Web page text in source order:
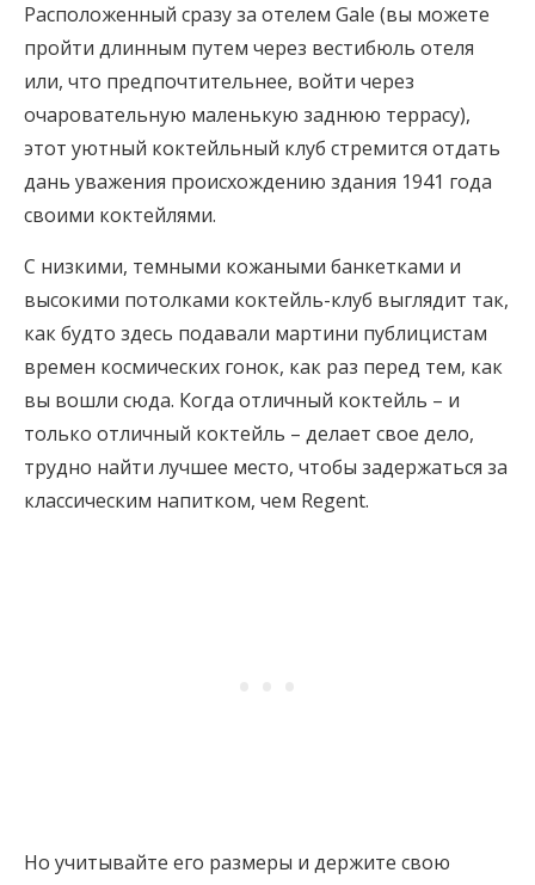
Расположенный сразу за отелем Gale (вы можете
пройти длинным путем через вестибюль отеля
или, что предпочтительнее, войти через
очаровательную маленькую заднюю террасу),
этот уютный коктейльный клуб стремится отдать
дань уважения происхождению здания 1941 года
своими коктейлями.
С низкими, темными кожаными банкетками и
высокими потолками коктейль-клуб выглядит так,
как будто здесь подавали мартини публицистам
времен космических гонок, как раз перед тем, как
вы вошли сюда. Когда отличный коктейль – и
только отличный коктейль – делает свое дело,
трудно найти лучшее место, чтобы задержаться за
классическим напитком, чем Regent.
Но учитывайте его размеры и держите свою